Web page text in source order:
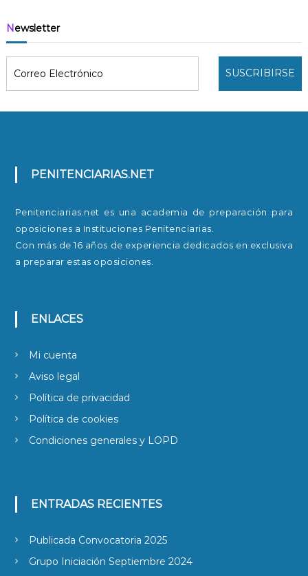
Newsletter
PENITENCIARIAS.NET
Penitenciarias.net es una academia de preparación para
oposiciones a Instituciones Penitenciarias.
Con más de 16 años de experiencia dedicados en exclusiva
a preparar estas oposiciones.
ENLACES
Mi cuenta
Aviso legal
Política de privacidad
Política de cookies
Condiciones generales y LOPD
ENTRADAS RECIENTES
Publicada Convocatoria 2025
Grupo Iniciación Septiembre 2024